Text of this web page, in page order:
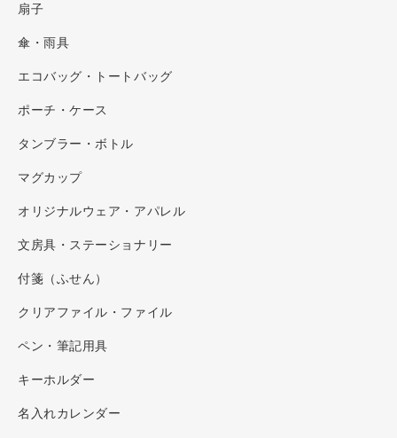
扇子
傘・雨具
エコバッグ・トートバッグ
ポーチ・ケース
タンブラー・ボトル
マグカップ
オリジナルウェア・アパレル
文房具・ステーショナリー
付箋（ふせん）
クリアファイル・ファイル
ペン・筆記用具
キーホルダー
名入れカレンダー